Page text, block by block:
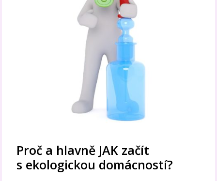
Proč a hlavně JAK začít
s ekologickou domácností?